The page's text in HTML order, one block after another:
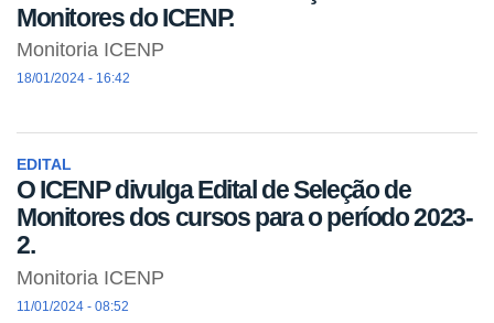
Monitores do ICENP.
Monitoria ICENP
18/01/2024 - 16:42
EDITAL
O ICENP divulga Edital de Seleção de
Monitores dos cursos para o período 2023-
2.
Monitoria ICENP
11/01/2024 - 08:52